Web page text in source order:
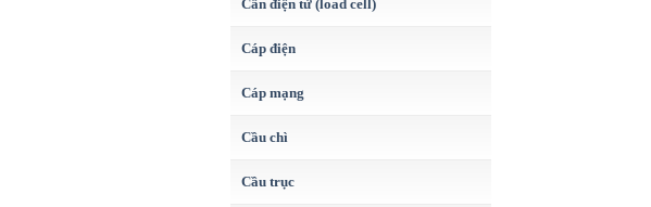
Cân điện tử (load cell)
Cáp điện
Cáp mạng
Cầu chì
Cầu trục